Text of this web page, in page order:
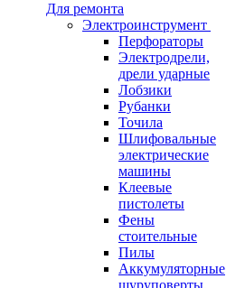
Для ремонта
Электроинструмент
Перфораторы
Электродрели,
дрели ударные
Лобзики
Рубанки
Точила
Шлифовальные
электрические
машины
Клеевые
пистолеты
Фены
стоительные
Пилы
Аккумуляторные
шуруповерты,